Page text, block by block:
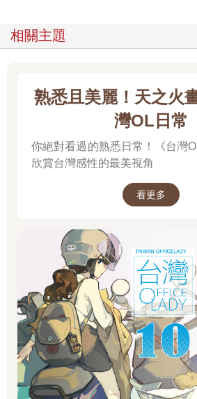
相關主題
熟悉且美麗！天之火
灣OL日常
你絕對看過的熟悉日常！《台灣
欣賞台灣感性的最美視角
看更多